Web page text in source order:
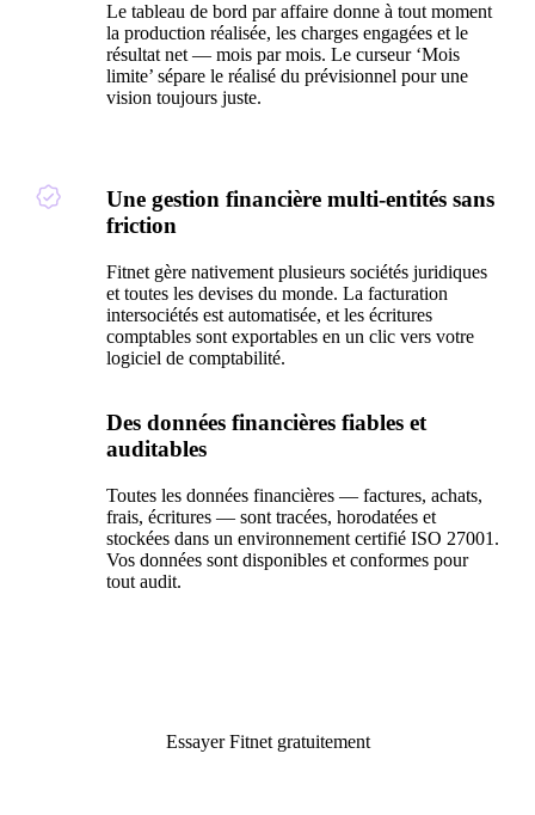
Le tableau de bord par affaire donne à tout moment
la production réalisée, les charges engagées et le
résultat net — mois par mois. Le curseur ‘Mois
limite’ sépare le réalisé du prévisionnel pour une
vision toujours juste.
Une gestion financière multi-entités sans
friction
Fitnet gère nativement plusieurs sociétés juridiques
et toutes les devises du monde. La facturation
intersociétés est automatisée, et les écritures
comptables sont exportables en un clic vers votre
logiciel de comptabilité.
Des données financières fiables et
auditables
Toutes les données financières — factures, achats,
frais, écritures — sont tracées, horodatées et
stockées dans un environnement certifié ISO 27001.
Vos données sont disponibles et conformes pour
tout audit.
Essayer Fitnet gratuitement